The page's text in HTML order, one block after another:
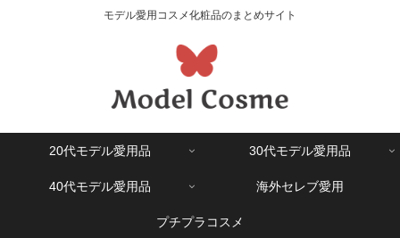
モデル愛用コスメ化粧品のまとめサイト
20代モデル愛用品 30代モデル愛用品
40代モデル愛用品 海外セレブ愛用
プチプラコスメ